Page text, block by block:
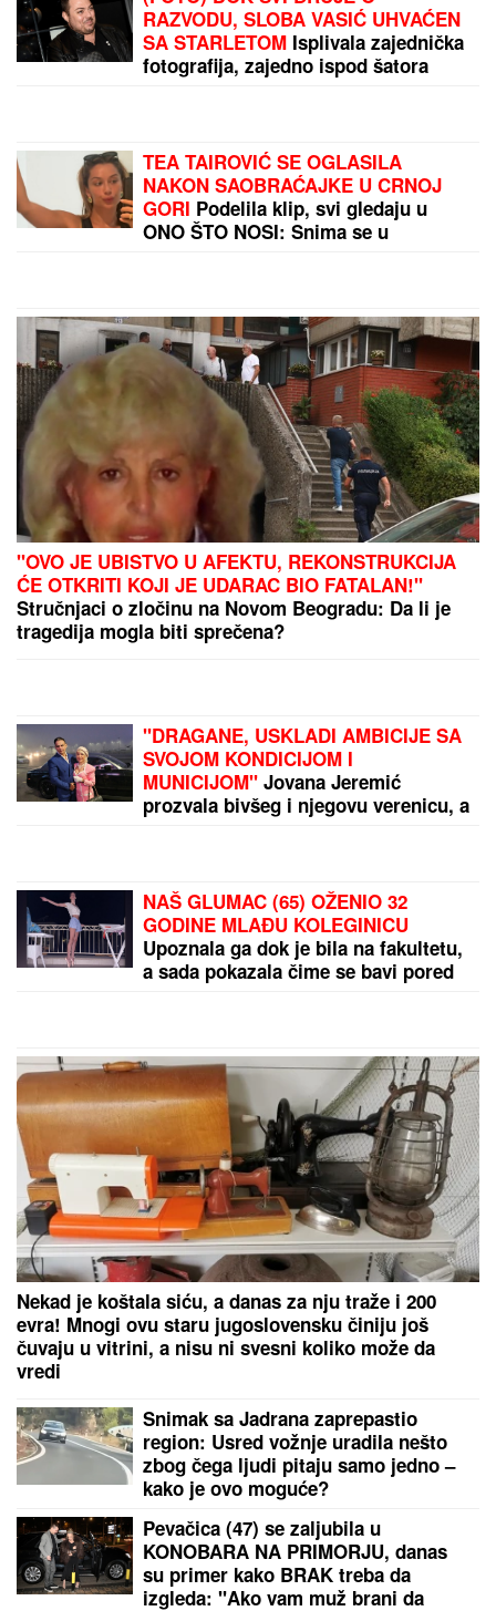
Radonjić prelomio: Fudbaler Zvezde odbio milione
PREPORUKA ZA VAS
"HITNO PODNOSIMO PRIJAVU ZA KRIVIČNO DELO"
Oglasio se advokat Jelene Radanović nakon jezivih
pretnji koje je dobila od Ane Nikolić: "To je sramno"
(FOTO) DOK SVI BRUJE O
RAZVODU, SLOBA VASIĆ UHVAĆEN
SA STARLETOMIsplivala zajednička
fotografija, zajedno ispod šatora
TEA TAIROVIĆ SE OGLASILA
NAKON SAOBRAĆAJKE U CRNOJ
GORIPodelila klip, svi gledaju u
ONO ŠTO NOSI: Snima se u
"OVO JE UBISTVO U AFEKTU, REKONSTRUKCIJA
ĆE OTKRITI KOJI JE UDARAC BIO FATALAN!"
Stručnjaci o zločinu na Novom Beogradu: Da li je
tragedija mogla biti sprečena?
"DRAGANE, USKLADI AMBICIJE SA
SVOJOM KONDICIJOM I
MUNICIJOM" Jovana Jeremić
prozvala bivšeg i njegovu verenicu, a
on poručuje šta mu je JEDINO
VAŽNO: "U tome je istina"